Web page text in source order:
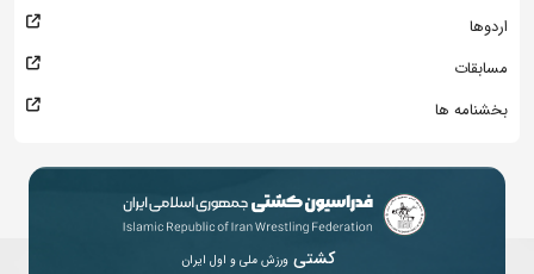
اردوها
مسابقات
بخشنامه ها
کشتی ورزش ملی و اول ایران